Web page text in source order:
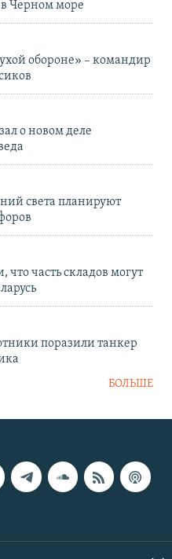
Черном море
обороне» – командир
о новом деле
света планируют
часть складов могут
поразили танкер
БОЛЬШЕ